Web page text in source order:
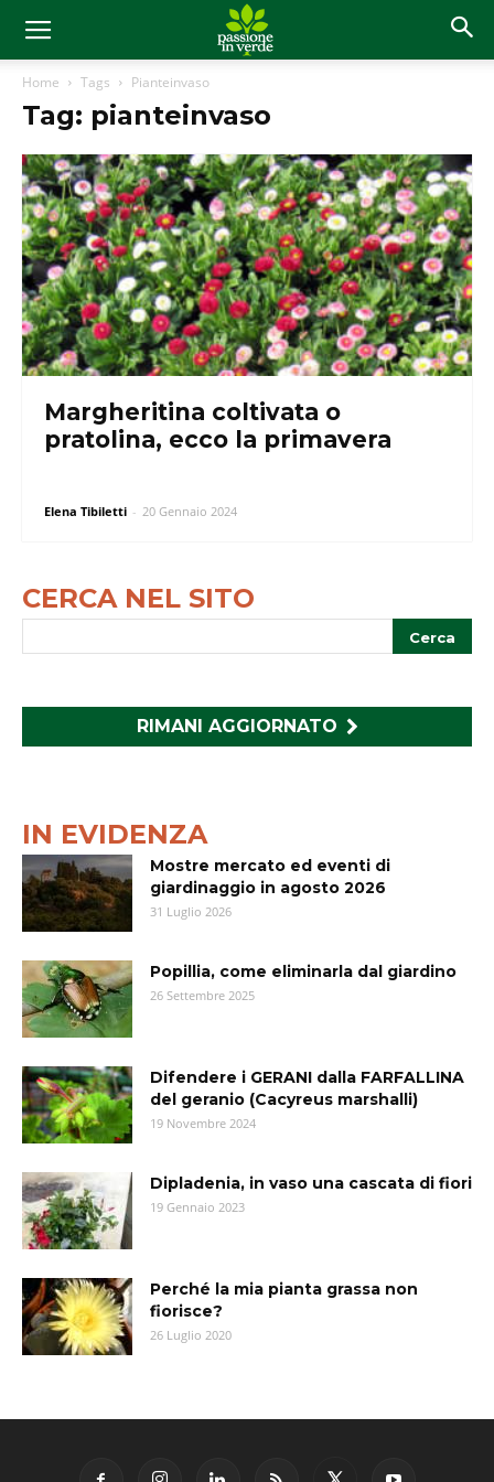
Home Tags Pianteinvaso
Tag: pianteinvaso
Margheritina coltivata o
pratolina, ecco la primavera
Elena Tibiletti - 20 Gennaio 2024
CERCA NEL SITO
RIMANI AGGIORNATO
IN EVIDENZA
Mostre mercato ed eventi di
giardinaggio in agosto 2026
31 Luglio 2026
Popillia, come eliminarla dal giardino
26 Settembre 2025
Difendere i GERANI dalla FARFALLINA
del geranio (Cacyreus marshalli)
19 Novembre 2024
Dipladenia, in vaso una cascata di fiori
19 Gennaio 2023
Perché la mia pianta grassa non
fiorisce?
26 Luglio 2020